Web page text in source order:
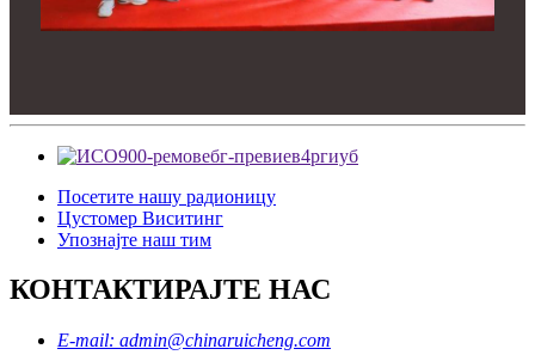
Посетите нашу радионицу
Цустомер Виситинг
Упознајте наш тим
КОНТАКТИРАЈТЕ НАС
E-mail: admin@chinaruicheng.com